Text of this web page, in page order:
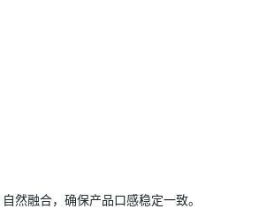
自然融合，确保产品口感稳定一致。